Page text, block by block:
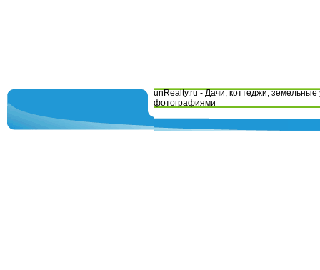
unRealty.ru - Дачи, коттеджи, земельные
фотографиями